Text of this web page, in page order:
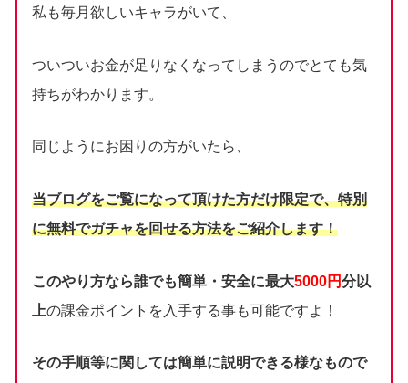
私も毎月欲しいキャラがいて、
ついついお金が足りなくなってしまうのでとても気
持ちがわかります。
同じようにお困りの方がいたら、
当ブログをご覧になって頂けた方だけ限定で、特別
に無料でガチャを回せる方法をご紹介します！
このやり方なら誰でも簡単・安全に最大5000円分以
上の課金ポイントを入手する事も可能ですよ！
その手順等に関しては簡単に説明できる様なもので